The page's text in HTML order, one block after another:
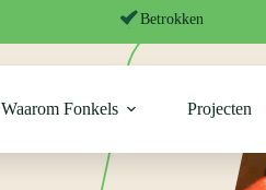
Betrokken
Waarom Fonkels Projecten